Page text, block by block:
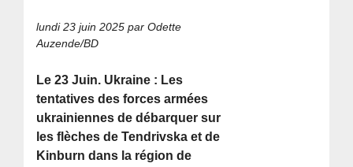
lundi 23 juin 2025 par Odette
Auzende/BD
Le 23 Juin. Ukraine : Les
tentatives des forces armées
ukrainiennes de débarquer sur
les flèches de Tendrivska et de
Kinburn dans la région de